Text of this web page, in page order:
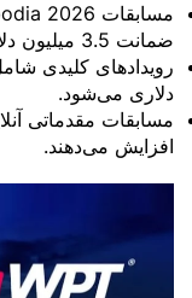
ضمانت 3.5 میلیون دلار برگزار می‌شود.
دلاری می‌شود.
مسابقات مقدماتی
افزایش می‌دهند.